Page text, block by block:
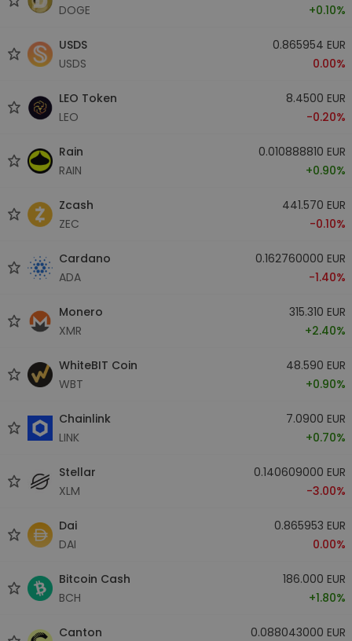
DOGE
+0.10%
USDS
USDS
0.865954 EUR
0.00%
LEO Token
LEO
8.4500 EUR
-0.20%
Rain
RAIN
0.010888810 EUR
+0.90%
Zcash
ZEC
441.570 EUR
-0.10%
Cardano
ADA
0.162760000 EUR
-1.40%
Monero
XMR
315.310 EUR
+2.40%
WhiteBIT Coin
WBT
48.590 EUR
+0.90%
Chainlink
LINK
7.0900 EUR
+0.70%
Stellar
XLM
0.140609000 EUR
-3.00%
Dai
DAI
0.865953 EUR
0.00%
Bitcoin Cash
BCH
186.000 EUR
+1.80%
Canton
0.088043000 EUR